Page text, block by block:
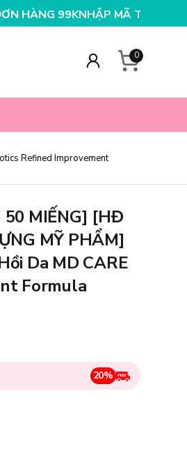
T08FS25K - GIẢM NGAY 25K
0
Refined Improvement
50 MIẾNG] [HĐ
MỸ PHẨM]
Da MD CARE
Formula
20%